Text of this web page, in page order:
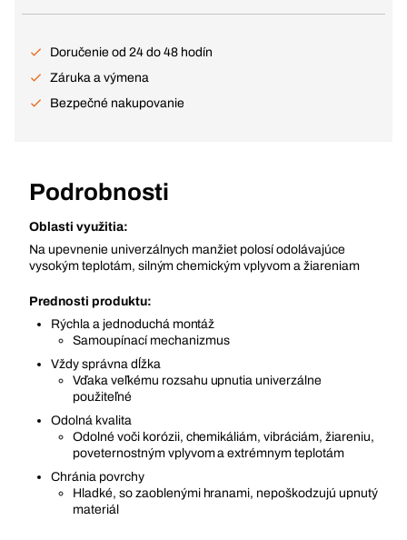
Doručenie od 24 do 48 hodín
Záruka a výmena
Bezpečné nakupovanie
Podrobnosti
Oblasti využitia:
Na upevnenie univerzálnych manžiet polosí odolávajúce
vysokým teplotám, silným chemickým vplyvom a žiareniam
Prednosti produktu:
Rýchla a jednoduchá montáž
Samoupínací mechanizmus
Vždy správna dĺžka
Vďaka veľkému rozsahu upnutia univerzálne
použiteľné
Odolná kvalita
Odolné voči korózii, chemikáliám, vibráciám, žiareniu,
poveternostným vplyvom a extrémnym teplotám
Chránia povrchy
Hladké, so zaoblenými hranami, nepoškodzujú upnutý
materiál